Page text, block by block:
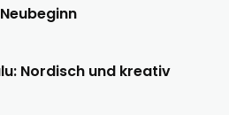
Nordisch und kreativ